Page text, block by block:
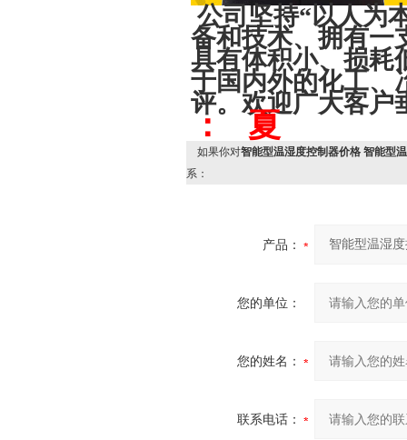
公司坚持“以人为
备和技术、拥有一
具有体积小、损耗
于国内外的化工、
评。欢迎广大客户
： 夏
如果你对智能型温湿度控制器价格 智能型
系：
产品：
您的单位：
您的姓名：
联系电话：